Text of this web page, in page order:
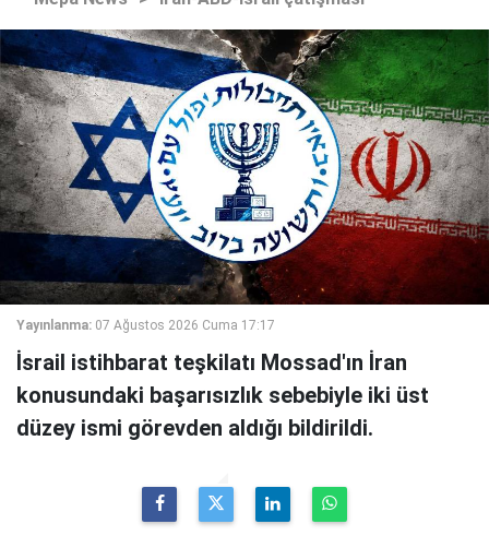
Yayınlanma: 07 Ağustos 2026 Cuma 17:17
İsrail istihbarat teşkilatı Mossad'ın İran
konusundaki başarısızlık sebebiyle iki üst
düzey ismi görevden aldığı bildirildi.